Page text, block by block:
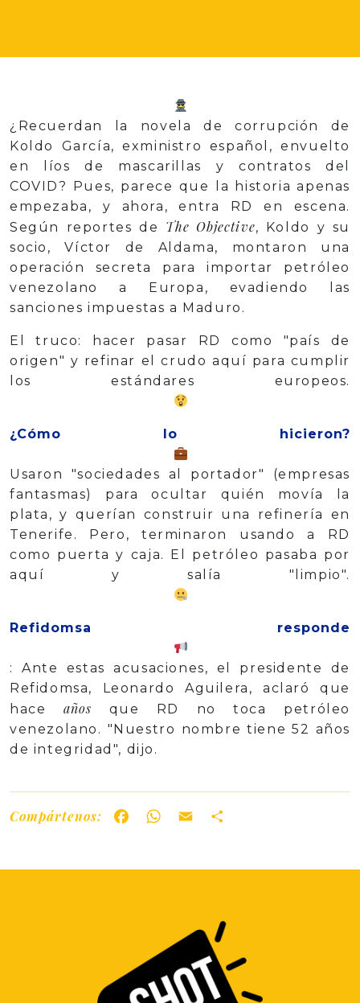
¿Recuerdan la novela de corrupción de
Koldo García, exministro español, envuelto
en líos de mascarillas y contratos del
COVID? Pues, parece que la historia apenas
empezaba, y ahora, entra RD en escena.
Según reportes de The Objective, Koldo y su
socio, Víctor de Aldama, montaron una
operación secreta para importar petróleo
venezolano a Europa, evadiendo las
sanciones impuestas a Maduro.
El truco: hacer pasar RD como "país de
origen" y refinar el crudo aquí para cumplir
los estándares europeos.
¿Cómo lo hicieron?
Usaron "sociedades al portador" (empresas
fantasmas) para ocultar quién movía la
plata, y querían construir una refinería en
Tenerife. Pero, terminaron usando a RD
como puerta y caja. El petróleo pasaba por
aquí y salía "limpio".
Refidomsa responde
: Ante estas acusaciones, el presidente de
Refidomsa, Leonardo Aguilera, aclaró que
hace años que RD no toca petróleo
venezolano. "Nuestro nombre tiene 52 años
de integridad", dijo.
Compártenos: FacebookWhatsApp
Email